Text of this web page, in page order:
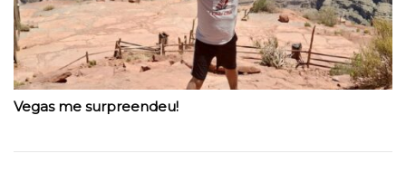
Vegas me surpreendeu!